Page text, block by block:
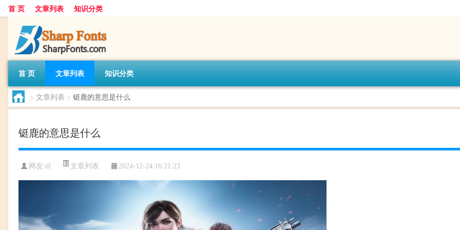
首 页 文章列表 知识分类
首 页 文章列表 知识分类
> 文章列表 > 铤鹿的意思是什么
铤鹿的意思是什么
网友:dl 文章列表 2024-12-24 16:21:23